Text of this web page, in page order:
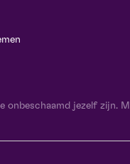
onbeschaamd jezelf zijn.